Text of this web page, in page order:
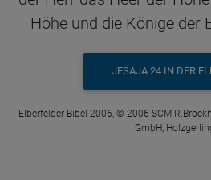
Höhe und die Könige der
JESAJA 24 IN DER
Elberfelder Bibel 2006, © 2006 SCM
GmbH,